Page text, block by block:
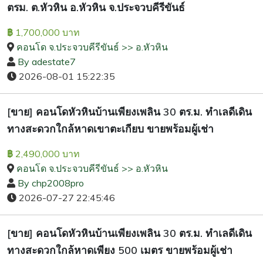
ตรม. ต.หัวหิน อ.หัวหิน จ.ประจวบคีรีขันธ์
฿ 1,700,000 บาท
คอนโด จ.ประจวบคีรีขันธ์ >> อ.หัวหิน
By adestate7
2026-08-01 15:22:35
[ขาย] คอนโดหัวหินบ้านเพียงเพลิน 30 ตร.ม. ทำเลดีเดิน
ทางสะดวกใกล้หาดเขาตะเกียบ ขายพร้อมผู้เช่า
฿ 2,490,000 บาท
คอนโด จ.ประจวบคีรีขันธ์ >> อ.หัวหิน
By chp2008pro
2026-07-27 22:45:46
[ขาย] คอนโดหัวหินบ้านเพียงเพลิน 30 ตร.ม. ทำเลดีเดิน
ทางสะดวกใกล้หาดเพียง 500 เมตร ขายพร้อมผู้เช่า